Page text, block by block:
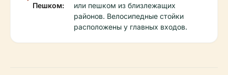
Пешком:
или пешком из близлежащих
районов. Велосипедные стойки
расположены у главных входов.